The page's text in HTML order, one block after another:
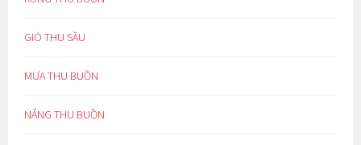
GIÓ THU SẦU
MƯA THU BUỒN
NẮNG THU BUỒN